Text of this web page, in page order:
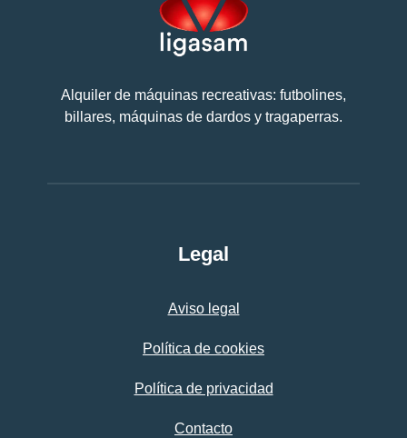
Alquiler de máquinas recreativas: futbolines,
billares, máquinas de dardos y tragaperras.
Legal
Aviso legal
Política de cookies
Política de privacidad
Contacto